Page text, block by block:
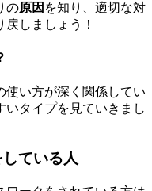
の原因 を知り、適切な対
しましょう！
使い方が深く関係してい
いタイプを見ていきまし
ている人